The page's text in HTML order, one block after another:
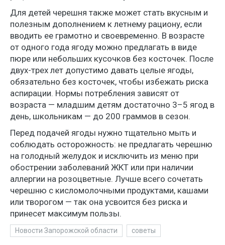
Для детей черешня также может стать вкусным и
полезным дополнением к летнему рациону, если
вводить ее грамотно и своевременно. В возрасте
от одного года ягоду можно предлагать в виде
пюре или небольших кусочков без косточек. После
двух-трех лет допустимо давать целые ягоды,
обязательно без косточек, чтобы избежать риска
аспирации. Нормы потребления зависят от
возраста — младшим детям достаточно 3–5 ягод в
день, школьникам — до 200 граммов в сезон.
Перед подачей ягоды нужно тщательно мыть и
соблюдать осторожность: не предлагать черешню
на голодный желудок и исключить из меню при
обострении заболеваний ЖКТ или при наличии
аллергии на розоцветные. Лучше всего сочетать
черешню с кисломолочными продуктами, кашами
или творогом — так она усвоится без риска и
принесет максимум пользы.
Новости Запорожской области советы